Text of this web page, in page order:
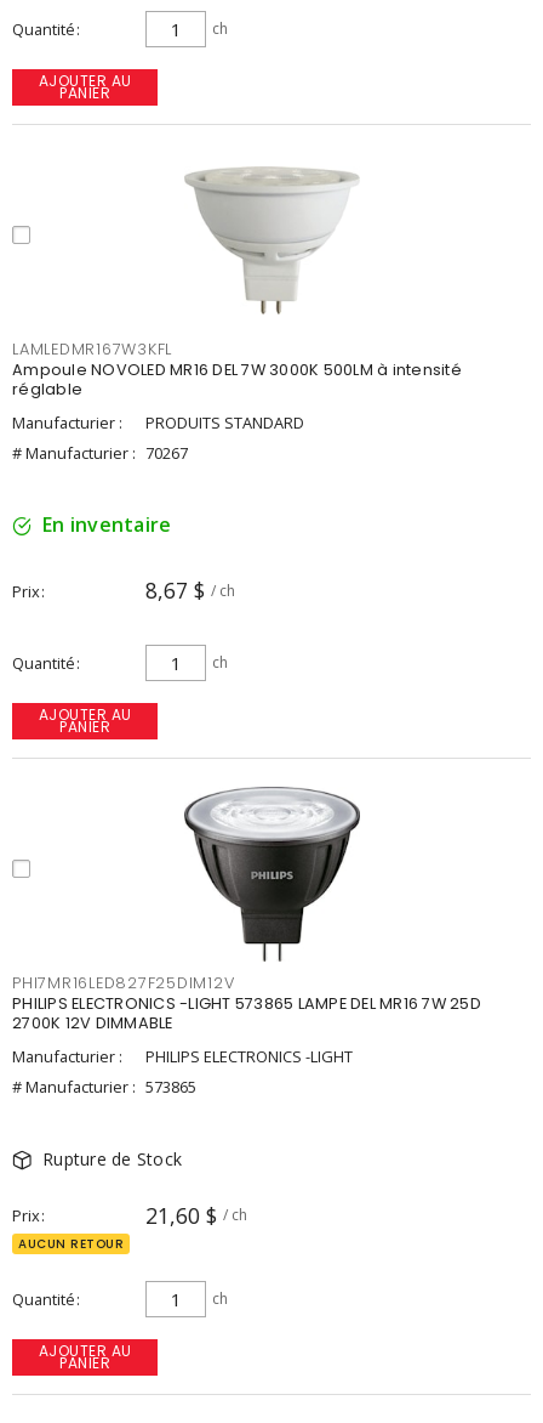
Quantité ch
AJOUTER AU
PANIER
LAMLEDMR167W3KFL
Ampoule NOVOLED MR16 DEL 7W 3000K 500LM à intensité
réglable
Manufacturier :
PRODUITS STANDARD
# Manufacturier : 70267
En inventaire
Prix 8,67 $ / ch
Quantité ch
AJOUTER AU
PANIER
PHI7MR16LED827F25DIM12V
PHILIPS ELECTRONICS -LIGHT 573865 LAMPE DEL MR16 7W 25D
2700K 12V DIMMABLE
Manufacturier :
PHILIPS ELECTRONICS -LIGHT
# Manufacturier : 573865
Rupture de Stock
Prix 21,60 $ / ch
AUCUN RETOUR
Quantité ch
AJOUTER AU
PANIER